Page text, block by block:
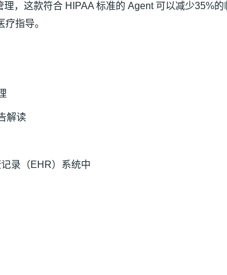
，这款符合 HIPAA 标准的 Agent 可以减少35%
指导。
解读
录（EHR）系统中